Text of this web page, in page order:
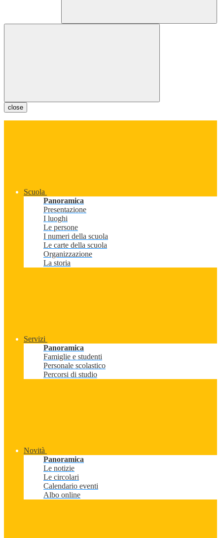
close
Scuola
Panoramica
Presentazione
I luoghi
Le persone
I numeri della scuola
Le carte della scuola
Organizzazione
La storia
Servizi
Panoramica
Famiglie e studenti
Personale scolastico
Percorsi di studio
Novità
Panoramica
Le notizie
Le circolari
Calendario eventi
Albo online